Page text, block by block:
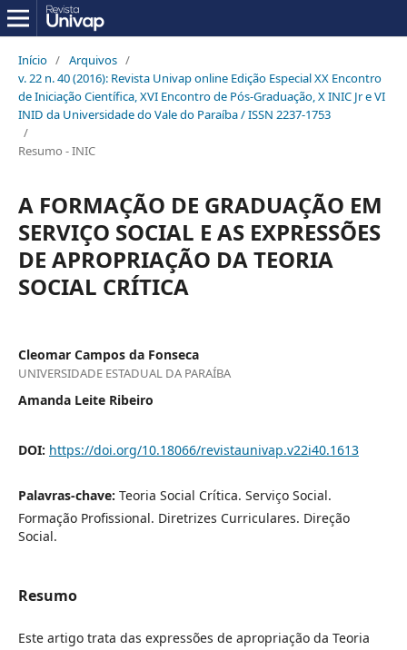
Início / Arquivos /
v. 22 n. 40 (2016): Revista Univap online Edição Especial XX Encontro
de Iniciação Científica, XVI Encontro de Pós-Graduação, X INIC Jr e VI
INID da Universidade do Vale do Paraíba / ISSN 2237-1753
/
Resumo - INIC
A FORMAÇÃO DE GRADUAÇÃO EM
SERVIÇO SOCIAL E AS EXPRESSÕES
DE APROPRIAÇÃO DA TEORIA
SOCIAL CRÍTICA
Cleomar Campos da Fonseca
UNIVERSIDADE ESTADUAL DA PARAÍBA
Amanda Leite Ribeiro
DOI: https://doi.org/10.18066/revistaunivap.v22i40.1613
Palavras-chave: Teoria Social Crítica. Serviço Social.
Formação Profissional. Diretrizes Curriculares. Direção
Social.
Resumo
Este artigo trata das expressões de apropriação da Teoria